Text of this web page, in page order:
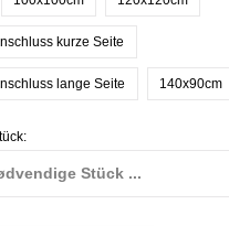
kurze Seite
lange Seite 140x90cm